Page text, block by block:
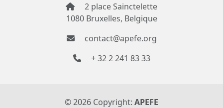
2 place Sainctelette
1080 Bruxelles, Belgique
contact@apefe.org
+ 32 2 241 83 33
©2026 Copyright: APEFE